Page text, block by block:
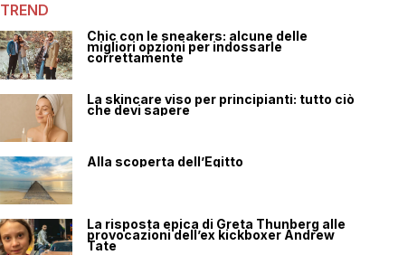
TREND
Chic con le sneakers: alcune delle
migliori opzioni per indossarle
correttamente
La skincare viso per principianti: tutto ciò
che devi sapere
Alla scoperta dell’Egitto
La risposta epica di Greta Thunberg alle
provocazioni dell’ex kickboxer Andrew
Tate